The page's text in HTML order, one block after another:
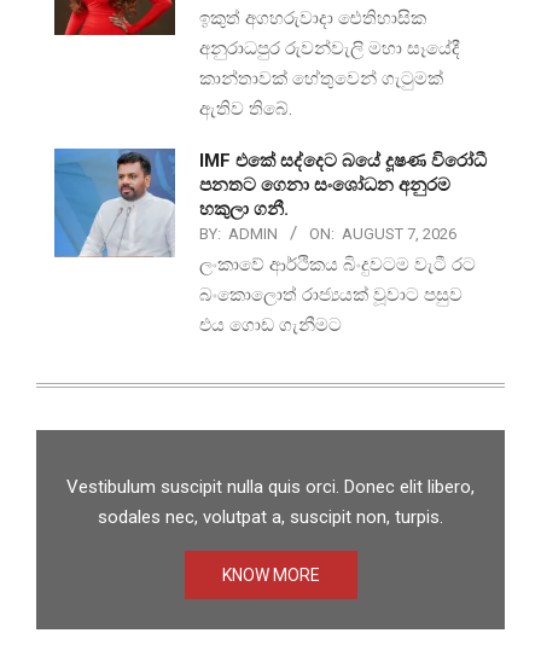
ඉකුත් අගහරුවාදා ඓතිහාසික
අනුරාධපුර රුවන්වැලි මහා සෑයේදී
කාන්තාවක් හේතුවෙන් ගැටුමක්
ඇතිව තිබේ.
IMF එකේ සද්දෙට බයේ දූෂණ විරෝධී
පනතට ගෙනා සංශෝධන අනුරම
හකුලා ගනී.
BY: ADMIN ON: AUGUST 7, 2026
ලංකාවේ ආර්ථිකය බිංදුවටම වැටී රට
බංකොලොත් රාජ්‍යයක් වූවාට පසුව
එය ගොඩ ගැනීමට
Vestibulum suscipit nulla quis orci. Donec elit libero,
sodales nec, volutpat a, suscipit non, turpis.
KNOW MORE